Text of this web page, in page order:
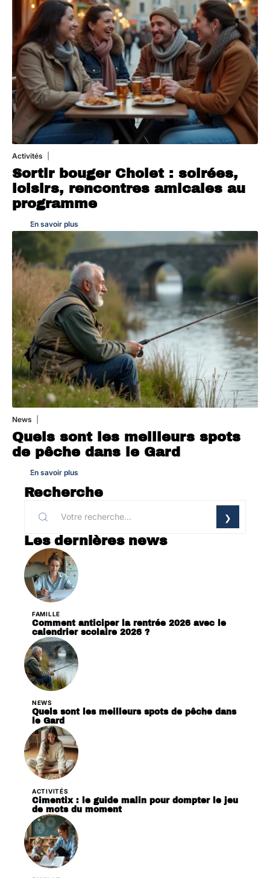
Activités
Sortir bouger Cholet : soirées,
loisirs, rencontres amicales au
programme
En savoir plus
News
Quels sont les meilleurs spots
de pêche dans le Gard
En savoir plus
Recherche
Les dernières news
FAMILLE
Comment anticiper la rentrée 2026 avec le
calendrier scolaire 2026 ?
NEWS
Quels sont les meilleurs spots de pêche dans
le Gard
ACTIVITÉS
Cimentix : le guide malin pour dompter le jeu
de mots du moment